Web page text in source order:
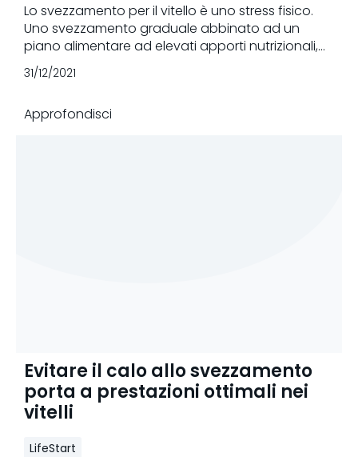
Lo svezzamento per il vitello è uno stress fisico.
Uno svezzamento graduale abbinato ad un
piano alimentare ad elevati apporti nutrizionali,
migliora la salute dei vitelli e le prestazioni future.
31/12/2021
Approfondisci
Evitare il calo allo svezzamento
porta a prestazioni ottimali nei
vitelli
LifeStart